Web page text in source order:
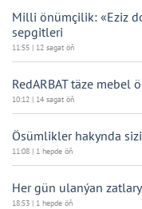
Milli önümçilik: «Eziz
sepgitleri
11:55 | 12 sagat öň
RedARBAT täze
10:12 | 14 sagat öň
Ösümlikler hakynda
11:08 | 1 hepde öň
Her gün ulanýan
18:53 | 1 hepde öň